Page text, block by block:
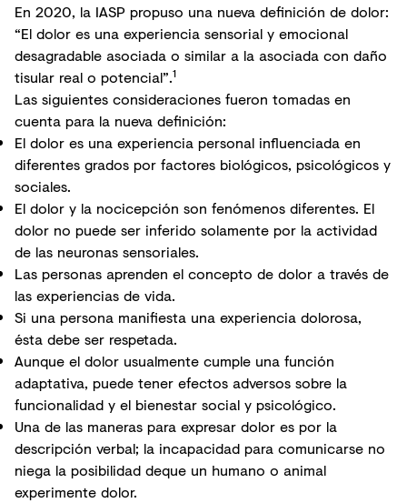
En 2020, la IASP propuso una nueva definición de dolor:
“El dolor es una experiencia sensorial y emocional
desagradable asociada o similar a la asociada con daño
tisular real o potencial”.1
Las siguientes consideraciones fueron tomadas en
cuenta para la nueva definición:
El dolor es una experiencia personal influenciada en
diferentes grados por factores biológicos, psicológicos y
sociales.
El dolor y la nocicepción son fenómenos diferentes. El
dolor no puede ser inferido solamente por la actividad
de las neuronas sensoriales.
Las personas aprenden el concepto de dolor a través de
las experiencias de vida.
Si una persona manifiesta una experiencia dolorosa,
ésta debe ser respetada.
Aunque el dolor usualmente cumple una función
adaptativa, puede tener efectos adversos sobre la
funcionalidad y el bienestar social y psicológico.
Una de las maneras para expresar dolor es por la
descripción verbal; la incapacidad para comunicarse no
niega la posibilidad deque un humano o animal
experimente dolor.